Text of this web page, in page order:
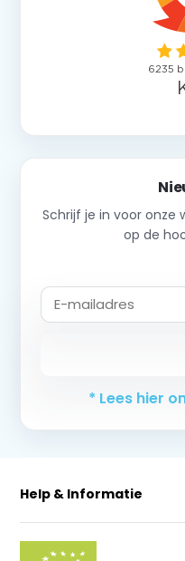
Schrijf je in voor onze
op de
* Lees hier
Help & Informatie